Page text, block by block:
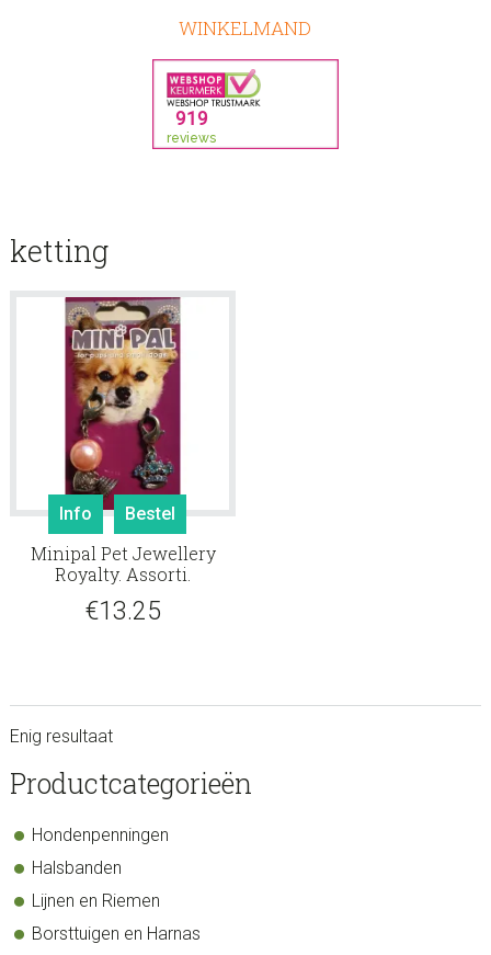
WINKELMAND
ketting
Info Bestel
Minipal Pet Jewellery
Royalty. Assorti.
€13.25
Enig resultaat
sidebar
Store
Productcategorieën
Hondenpenningen
Halsbanden
Lijnen en Riemen
Borsttuigen en Harnas